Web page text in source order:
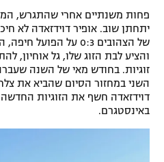
תקנון משתתפים וזוכים בפרסים
תקנון עבור פעילות אלקטרה
תקנון עבור פעילות ספורט 1 – "מרלן"
טניס
גיימינג E-Sports
כדורמים
פוטבול אמריקאי NFL
בייסבול MLB
פחות משנתיים אחרי שהתגרש,
יתחתן שוב. אופיר דוידזאדה לא
והציע לבת הזוג שלו, גל אוחיון,
זוגיות. בחודש מאי של השנה
השני במחזור הסיום שהביא את
דוידזאדה חשף את הזוגיות החדשה
באינסטגרם.